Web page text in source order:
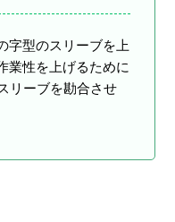
字型のスリーブを上
業性を上げるために
リーブを勘合させ